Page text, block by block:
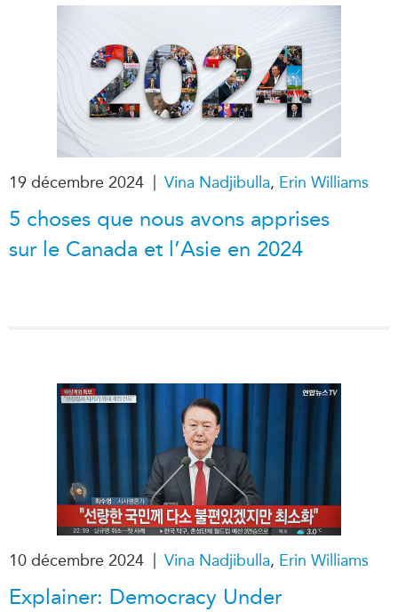
19 décembre 2024 | Vina Nadjibulla, Erin Williams
5 choses que nous avons apprises
sur le Canada et l’Asie en 2024
10 décembre 2024 | Vina Nadjibulla, Erin Williams
Explainer: Democracy Under